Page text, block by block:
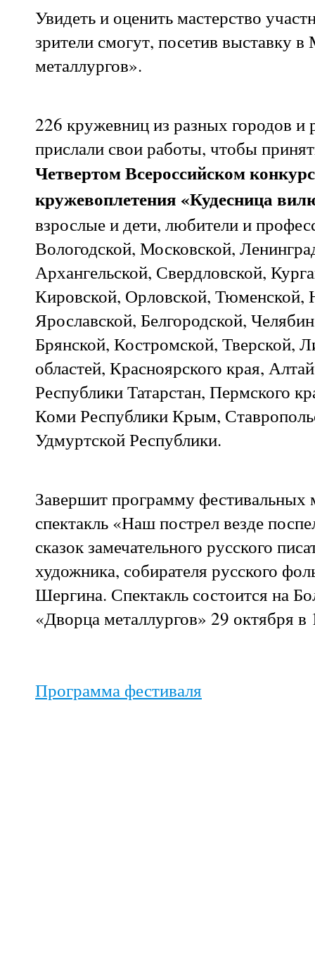
Увидеть и оценить мастерство
зрители смогут, посетив выставку
металлургов».
226 кружевниц из разных городов и
прислали свои работы, чтобы
Четвертом Всероссийском
кружевоплетения «Кудесница
взрослые и дети, любители и
Вологодской, Московской,
Архангельской, Свердловской,
Кировской, Орловской, Тюменской,
Ярославской, Белгородской,
Брянской, Костромской, Тверской,
областей, Красноярского края,
Республики Татарстан, Пермского
Коми Республики Крым,
Удмуртской Республики.
Завершит программу фестивальных
спектакль «Наш пострел везде
сказок замечательного русского
художника, собирателя русского
Шергина. Спектакль состоится на
«Дворца металлургов» 29 октября в
Программа фестиваля